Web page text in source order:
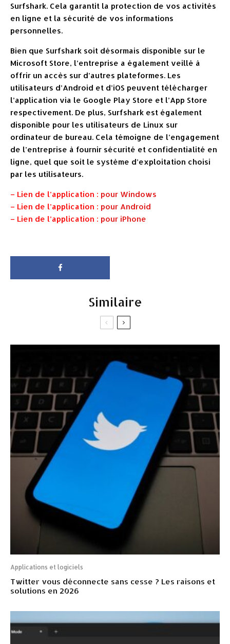
Surfshark. Cela garantit la protection de vos activités
en ligne et la sécurité de vos informations
personnelles.
Bien que Surfshark soit désormais disponible sur le
Microsoft Store, l’entreprise a également veillé à
offrir un accès sur d’autres plateformes. Les
utilisateurs d’Android et d’iOS peuvent télécharger
l’application via le Google Play Store et l’App Store
respectivement. De plus, Surfshark est également
disponible pour les utilisateurs de Linux sur
ordinateur de bureau. Cela témoigne de l’engagement
de l’entreprise à fournir sécurité et confidentialité en
ligne, quel que soit le système d’exploitation choisi
par les utilisateurs.
– Lien de l’application : pour Windows
– Lien de l’application : pour Android
– Lien de l’application : pour iPhone
Similaire
Applications et logiciels
Twitter vous déconnecte sans cesse ? Les raisons et
solutions en 2026